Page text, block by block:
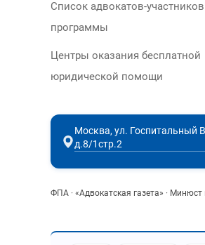
Список адвокатов-участников
программы
Центры оказания бесплатной
юридической помощи
Москва, ул. Госпитальный
д.8/1стр.2
ФПА · «Адвокатская газета» · Минюст